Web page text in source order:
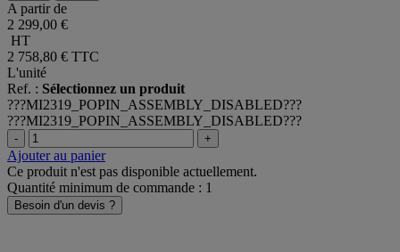
A partir de
2 299,00 €
HT
2 758,80 € TTC
L'unité
Ref. : Sélectionnez un produit
???MI2319_POPIN_ASSEMBLY_DISABLED???
???MI2319_POPIN_ASSEMBLY_DISABLED???
- +
Ajouter au panier
Ce produit n'est pas disponible actuellement.
Quantité minimum de commande : 1
Besoin d'un devis ?